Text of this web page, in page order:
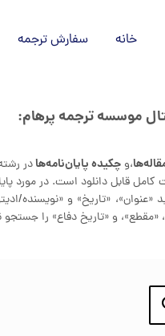
خانه سفارش ترجمه
موسسه ترجمه پرهام:
،و چکیده پایان‌نامه‌ها
«تاریخ» و «نویسنده/
«مقطع»، و «تاریخ دفاع» را جستجو